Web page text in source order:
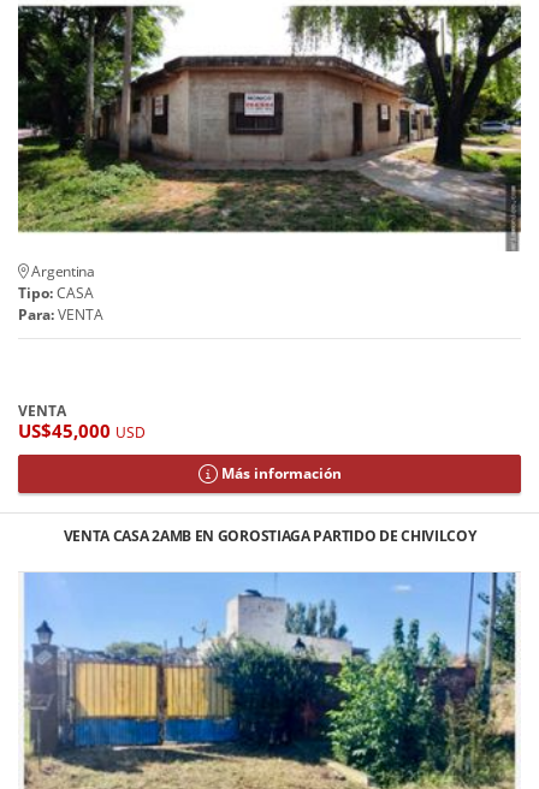
Argentina
Tipo:CASA
Para:VENTA
VENTA
US$45,000 USD
Más información
VENTA CASA 2AMB EN GOROSTIAGA PARTIDO DE CHIVILCOY